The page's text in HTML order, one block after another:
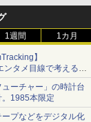
1週間 1カ月
】
ンタメ目線で考える、
」
ューチャー」の時計台
1985本限定
プなどをデジタル化